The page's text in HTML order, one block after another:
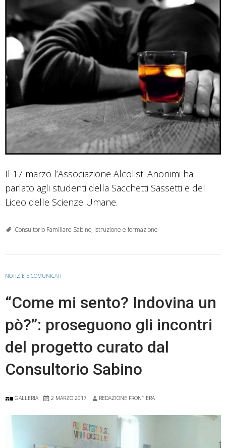
Il 17 marzo l’Associazione Alcolisti Anonimi ha
parlato agli studenti della Sacchetti Sassetti e del
Liceo delle Scienze Umane.
Consultorio Familiare Sabino, Istruzione e formazione
NOTIZIE E COMUNICATI
“Come mi sento? Indovina un
pò?”: proseguono gli incontri
del progetto curato dal
Consultorio Sabino
GALLERIA 2 MARZO 2017 REDAZIONE FRONTIERA